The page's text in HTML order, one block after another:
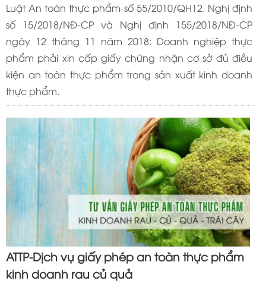
Luật An toàn thực phẩm số 55/2010/QH12. Nghị định
số 15/2018/NĐ-CP và Nghị định 155/2018/NĐ-CP
ngày 12 tháng 11 năm 2018: Doanh nghiệp thực
phẩm phải xin cấp giấy chứng nhận cơ sở đủ điều
kiện an toàn thực phẩm trong sản xuất kinh doanh
thực phẩm.
ATTP-Dịch vụ giấy phép an toàn thực phẩm
kinh doanh rau củ quả